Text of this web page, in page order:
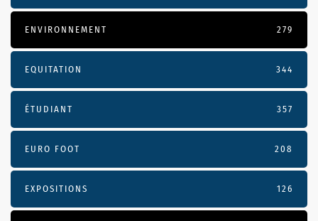
ENVIRONNEMENT 279
EQUITATION 344
ÉTUDIANT 357
EURO FOOT 208
EXPOSITIONS 126